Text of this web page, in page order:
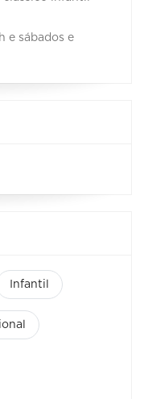
e sábados e
Infantil